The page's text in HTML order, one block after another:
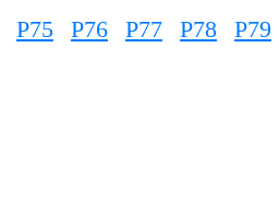
P75 P76 P77 P78 P79